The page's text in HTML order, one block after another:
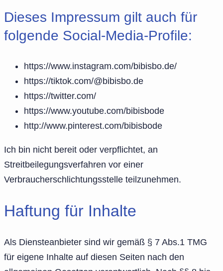
Dieses Impressum gilt auch für
folgende Social-Media-Profile:
https://www.instagram.com/bibisbo.de/
https://tiktok.com/@bibisbo.de
https://twitter.com/
https://www.youtube.com/bibisbode
http://www.pinterest.com/bibisbode
Ich bin nicht bereit oder verpflichtet, an
Streitbeilegungsverfahren vor einer
Verbraucherschlichtungsstelle teilzunehmen.
Haftung für Inhalte
Als Diensteanbieter sind wir gemäß § 7 Abs.1 TMG
für eigene Inhalte auf diesen Seiten nach den